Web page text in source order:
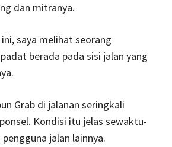
dan mitranya.
saya melihat seorang
berada pada sisi jalan yang
Grab di jalanan seringkali
Kondisi itu jelas sewaktu-
jalan lainnya.